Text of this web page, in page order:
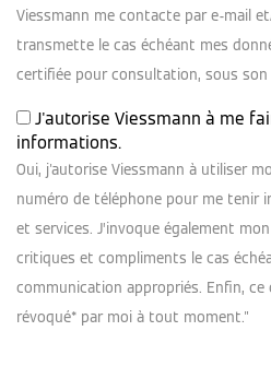
Viessmann me contacte par e-mail
transmette le cas échéant mes
certifiée pour consultation, sous son
J'autorise Viessmann à me
informations.
Oui, j'autorise Viessmann à utiliser
numéro de téléphone pour me tenir
et services. J’invoque également
critiques et compliments le cas
communication appropriés. Enfin,
révoqué* par moi à tout moment."